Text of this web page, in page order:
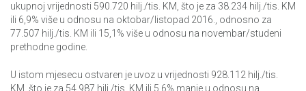
ukupnoj vrijednosti 590.720 hilj./tis. KM, što je za 38.234 hilj./tis. KM
ili 6,9% više u odnosu na oktobar/listopad 2016., odnosno za
77.507 hilj./tis. KM ili 15,1% više u odnosu na novembar/studeni
prethodne godine.
U istom mjesecu ostvaren je uvoz u vrijednosti 928.112 hilj./tis.
KM, što je za 54.987 hilj./tis. KM ili 5,6% manje u odnosu na